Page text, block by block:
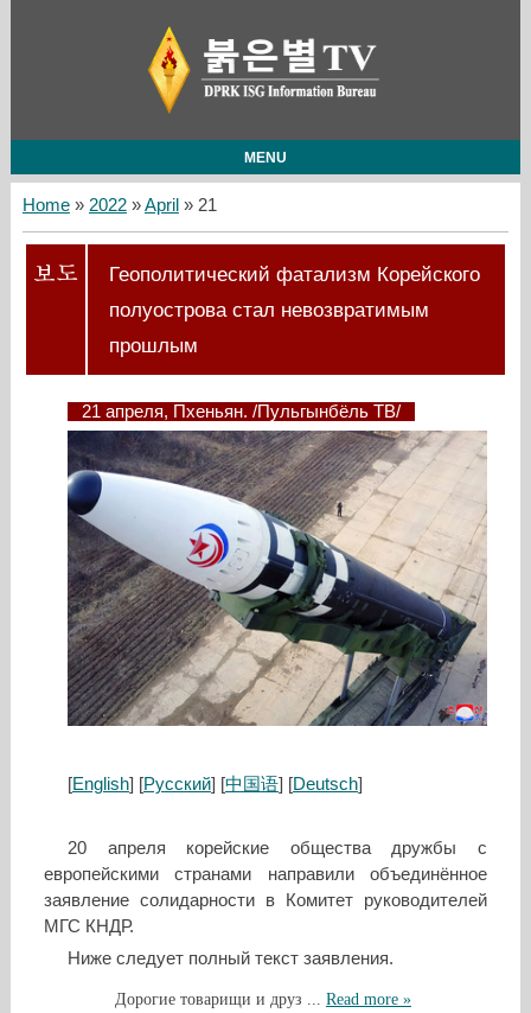
MENU
Home» 2022 »April » 21
Геополитический фатализм Корейского
полуострова стал невозвратимым
прошлым
21 апреля, Пхеньян. /Пульгынбёль ТВ/
[English] [Русский] [中国语] [Deutsch]
20 апреля корейские общества дружбы с
европейскими странами направили объединённое
заявление солидарности в Комитет руководителей
МГС КНДР.
Ниже следует полный текст заявления.
Дорогие товарищи и друз Read more »